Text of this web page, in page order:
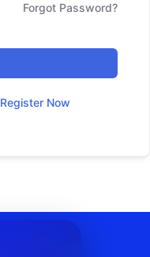
Forgot Password?
Register Now